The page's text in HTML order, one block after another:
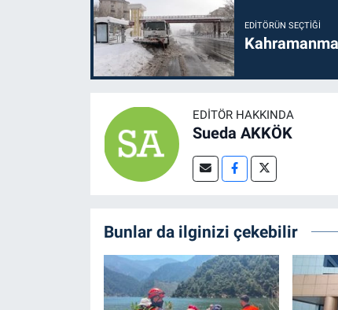
EDITÖRÜN SEÇTIĞI
EDITÖR HAKKINDA
Sueda AKKÖK
Bunlar da ilginizi çekebilir